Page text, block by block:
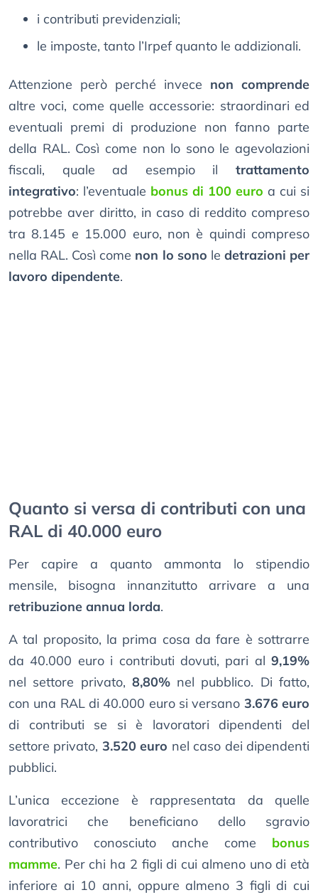
i contributi previdenziali;
le imposte, tanto l’Irpef quanto le addizionali.
Attenzione però perché invece non comprende
altre voci, come quelle accessorie: straordinari ed
eventuali premi di produzione non fanno parte
della RAL. Così come non lo sono le agevolazioni
fiscali, quale ad esempio il trattamento
integrativo: l’eventuale bonus di 100 euro a cui si
potrebbe aver diritto, in caso di reddito compreso
tra 8.145 e 15.000 euro, non è quindi compreso
nella RAL. Così come non lo sono le detrazioni per
lavoro dipendente.
Quanto si versa di contributi con una
RAL di 40.000 euro
Per capire a quanto ammonta lo stipendio
mensile, bisogna innanzitutto arrivare a una
retribuzione annua lorda.
A tal proposito, la prima cosa da fare è sottrarre
da 40.000 euro i contributi dovuti, pari al 9,19%
nel settore privato, 8,80%nel pubblico. Di fatto,
con una RAL di 40.000 euro si versano 3.676 euro
di contributi se si è lavoratori dipendenti del
settore privato, 3.520 euro nel caso dei dipendenti
pubblici.
L’unica eccezione è rappresentata da quelle
lavoratrici che beneficiano dello sgravio
contributivo conosciuto anche come bonus
mamme. Per chi ha 2 figli di cui almeno uno di età
inferiore ai 10 anni, oppure almeno 3 figli di cui